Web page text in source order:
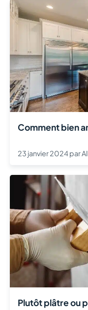
Comment bien
23 janvier 2024par
Plutôt plâtre ou